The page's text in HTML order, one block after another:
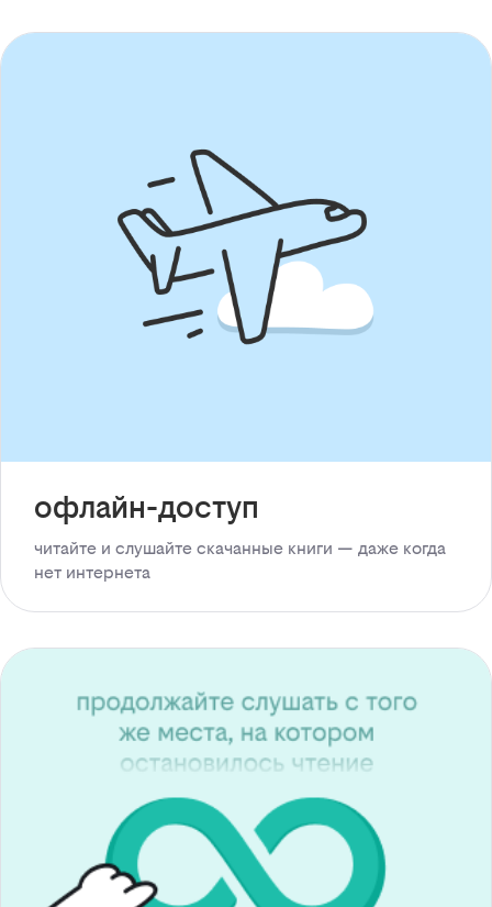
офлайн-доступ
читайте и слушайте скачанные книги — даже когда
нет интернета